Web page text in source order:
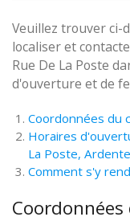
Veuillez trouver ci-
localiser et
Rue De La Poste
d'ouverture et de
Coordonnées du
Horaires
La Poste,
Comment s'y